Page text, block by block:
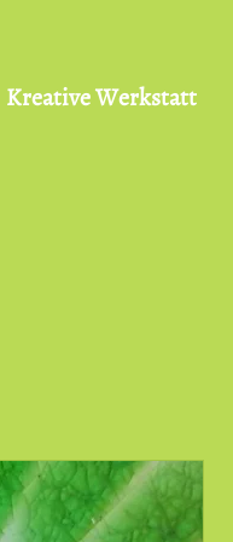
Kreative Werkstatt